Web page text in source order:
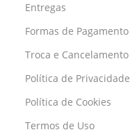
Entregas
Formas de Pagamento
Troca e Cancelamento
Política de Privacidade
Política de Cookies
Termos de Uso